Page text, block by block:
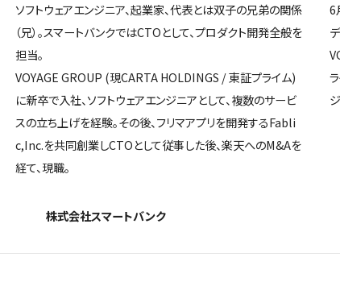
ソフトウェアエンジニア、起業家、代表とは双子の兄弟の関係
（兄）。スマートバンクではCTOとして、プロダクト開発全般を
担当。
VOYAGE GROUP (現CARTA HOLDINGS / 東証プライム)
に新卒で入社、ソフトウェアエンジニアとして、複数のサービ
スの立ち上げを経験。その後、フリマアプリを開発するFabli
c,Inc.を共同創業しCTOとして従事した後、楽天へのM&Aを
経て、現職。
6
株式会社スマートバンク